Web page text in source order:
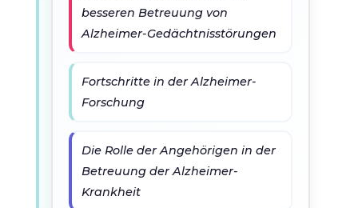
besseren Betreuung von
Alzheimer-Gedächtnisstörungen
Fortschritte in der Alzheimer-
Forschung
Die Rolle der Angehörigen in der
Betreuung der Alzheimer-
Krankheit